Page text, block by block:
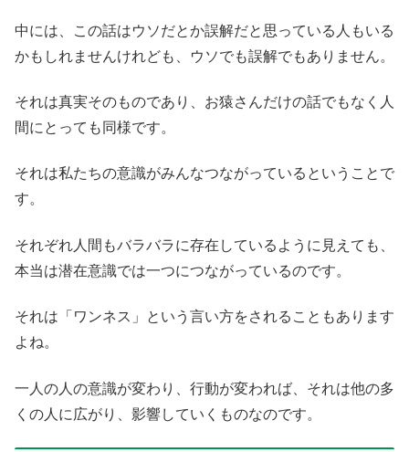
中には、この話はウソだとか誤解だと思っている人もいる
かもしれませんけれども、ウソでも誤解でもありません。
それは真実そのものであり、お猿さんだけの話でもなく人
間にとっても同様です。
それは私たちの意識がみんなつながっているということで
す。
それぞれ人間もバラバラに存在しているように見えても、
本当は潜在意識では一つにつながっているのです。
それは「ワンネス」という言い方をされることもあります
よね。
一人の人の意識が変わり、行動が変われば、それは他の多
くの人に広がり、影響していくものなのです。